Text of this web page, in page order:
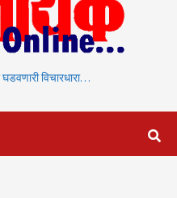
विचारधारा…